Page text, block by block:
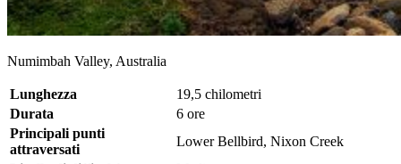
Numimbah Valley, Australia
Lunghezza
19,5 chilometri
Durata
6 ore
Principali punti
attraversati
Lower Bellbird, Nixon Creek